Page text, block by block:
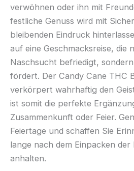
verwöhnen oder ihn mit
festliche Genuss wird mit
bleibenden Eindruck
auf eine Geschmacksreise, die
Naschsucht befriedigt,
fördert. Der Candy Cane THC
verkörpert wahrhaftig den
ist somit die perfekte
Zusammenkunft oder Feier.
Feiertage und schaffen Sie
lange nach dem Einpacken der
anhalten.